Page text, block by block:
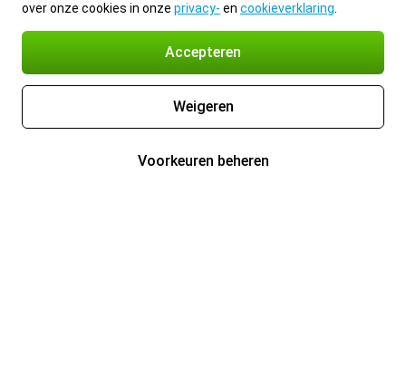
over onze cookies in onze privacy- en cookieverklaring
Accepteren
Weigeren
Voorkeuren beheren